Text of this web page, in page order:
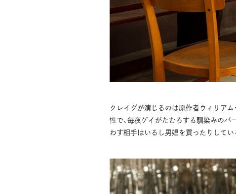
クレイグが演じるのは原作者ウィリア
性で、毎夜ゲイがたむろする馴染みのバ
わす相手はいるし男娼を買ったりしてい